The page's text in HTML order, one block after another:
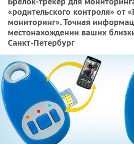
«родительского контроля» от
мониторинг». Точная
местонахождении ваших
Санкт-Петербург